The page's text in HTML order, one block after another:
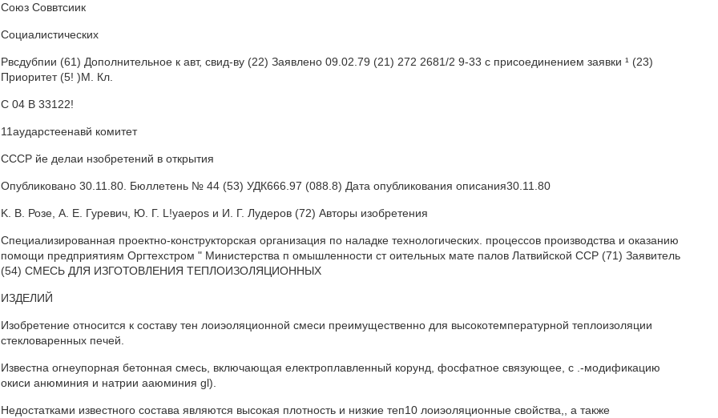
Союз Соввтсиик
Социалистических
Рвсдубпии (61) Дополнительное к авт, свид-ву (22) Заявлено 09.02.79 (21) 272 2681/2 9-33 с присоединением заявки ¹ (23)
Приоритет (5! )М. Кл.
С 04 В 33122!
11аударстеенавй комитет
СССР йе делаи нзобретений в открытия
Опубликовано 30.11.80. Бюллетень № 44 (53) УДК666.97 (088.8) Дата опубликования описания30.11.80
K. В. Розе, A. Е. Гуревич, Ю. Г. L!yaepos и И. Г. Лудеров (72) Авторы изобретения
Специализированная проектно-конструкторская организация по наладке технологических. процессов производства и оказанию
помощи предприятиям Оргтехстром " Министерства п омышленности ст оительных мате палов Латвийской ССР (71) Заявитель
(54) СМЕСЬ ДЛЯ ИЗГОТОВЛЕНИЯ ТЕПЛОИЗОЛЯЦИОННЫХ
ИЗДЕЛИЙ
Изобретение относится к составу тен лоиэоляционной смеси преимущественно для высокотемпературной теплоизоляции
стекловаренных печей.
Известна огнеупорная бетонная смесь, включающая електроплавленный корунд, фосфатное связующее, с .-модификацию
окиси анюминия и натрии ааюминия gl).
Недостатками известного состава являются высокая плотность и низкие теп10 лоиэоляционные свойства,, а также